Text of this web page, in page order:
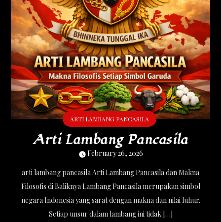
ARTI LAMBANG PANCASILA
Arti Lambang Pancasila
February 26, 2026
arti lambang pancasila Arti Lambang Pancasila dan Makna
Filosofis di Baliknya Lambang Pancasila merupakan simbol
negara Indonesia yang sarat dengan makna dan nilai luhur.
Setiap unsur dalam lambang ini tidak […]